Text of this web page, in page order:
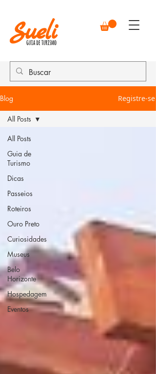
Blog Registre-se
All Posts
Guia de
Turismo
Dicas
Passeios
Roteiros
Ouro Preto
Curiosidades
Museus
Belo
Horizonte
Hospedagem
Eventos
All Posts